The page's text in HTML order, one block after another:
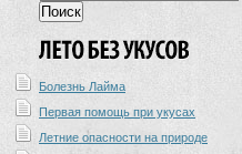
Болезнь Лайма
Первая помощь при укусах
Летние опасности на природе